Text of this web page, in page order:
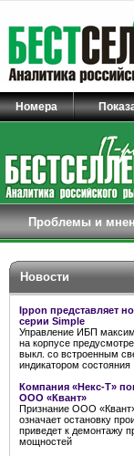
Номера
Проблемы и
Новости
Ippon представляет
серии Simple
Управление ИБП
на корпусе
выкл. со встроенным
индикатором состояния
Компания «Некс-Т»
ООО «Квант»
Признание ООО
означает остановку
приведет к демонтажу
мощностей